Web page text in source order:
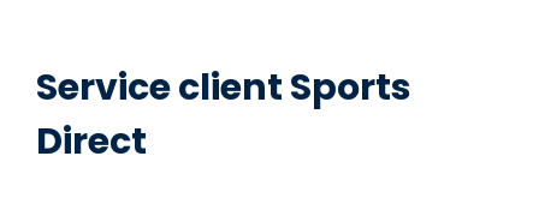
Service client Sports
Direct